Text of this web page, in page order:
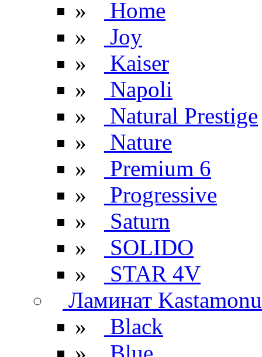
»
Home
»
Joy
»
Kaiser
»
Napoli
»
Natural Prestige
»
Nature
»
Premium 6
»
Progressive
»
Saturn
»
SOLIDO
»
STAR 4V
Ламинат Kastamonu
»
Black